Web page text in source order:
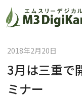
ホーム お知らせ 3月
2018年2月20日
3月は三重
ミナー